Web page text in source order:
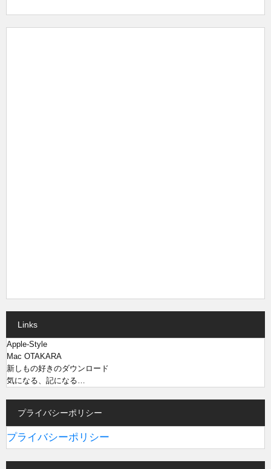
Links
Apple-Style
Mac OTAKARA
新しもの好きのダウンロード
気になる、記になる…
プライバシーポリシー
プライバシーポリシー